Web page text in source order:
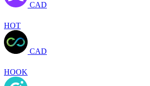
CAD
HOT
CAD
HOOK